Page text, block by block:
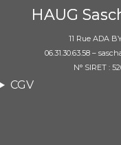
HAUG
11 Rue ADA
06.31.30.63.58 –
N° SIRET :
CGV